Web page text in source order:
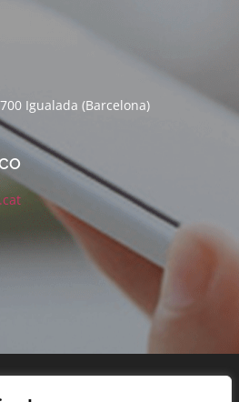
Igualada (Barcelona)